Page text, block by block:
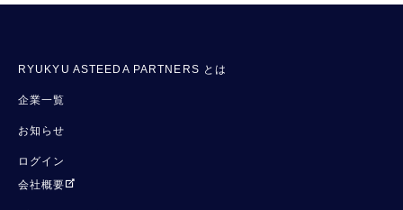
RYUKYU ASTEEDA PARTNERS とは
企業一覧
お知らせ
ログイン
会社概要